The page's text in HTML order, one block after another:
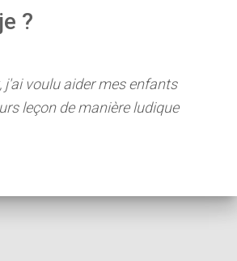
?
j'ai voulu aider mes enfants
leçon de manière ludique